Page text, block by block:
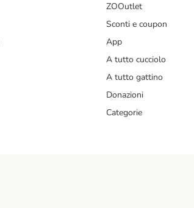
ZOOutlet
Sconti e coupon
App
A tutto cucciolo
A tutto gattino
Donazioni
Categorie